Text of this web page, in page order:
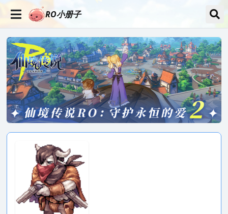
RO小册子